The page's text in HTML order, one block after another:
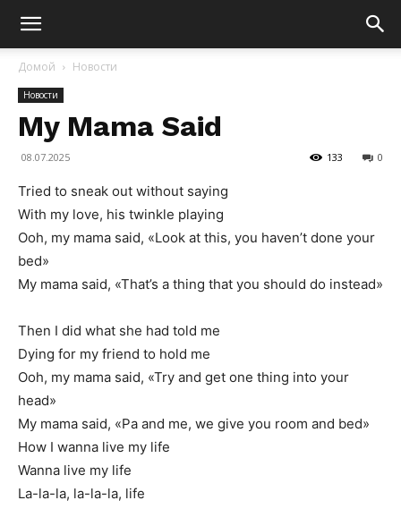
Домой Новости
Новости
My Mama Said
08.07.2025 0
133
Tried to sneak out without saying
With my love, his twinkle playing
Ooh, my mama said, «Look at this, you haven’t done your
bed»
My mama said, «That’s a thing that you should do instead»
Then I did what she had told me
Dying for my friend to hold me
Ooh, my mama said, «Try and get one thing into your
head»
My mama said, «Pa and me, we give you room and bed»
How I wanna live my life
Wanna live my life
La-la-la, la-la-la, life